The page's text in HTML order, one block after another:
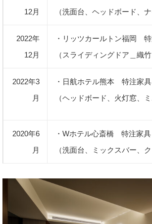
12月
（洗面台、ヘッドボード、
2022年
12月
・リッツカールトン福岡
（スライディングドア＿織竹
2022年3
月
・日航ホテル熊本 特注家具
（ヘッドボード、火灯窓、ミ
2020年6
月
・Wホテル心斎橋 特注家具
（洗面台、ミックスバー、